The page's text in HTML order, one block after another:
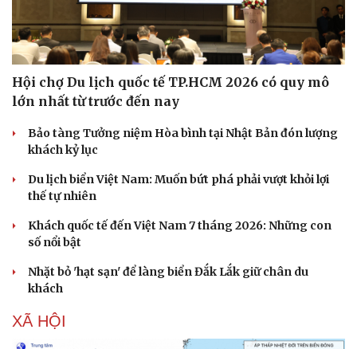
Hội chợ Du lịch quốc tế TP.HCM 2026 có quy mô
lớn nhất từ trước đến nay
Bảo tàng Tưởng niệm Hòa bình tại Nhật Bản đón lượng
khách kỷ lục
Du lịch biển Việt Nam: Muốn bứt phá phải vượt khỏi lợi
thế tự nhiên
Khách quốc tế đến Việt Nam 7 tháng 2026: Những con
số nổi bật
Nhặt bỏ 'hạt sạn' để làng biển Đắk Lắk giữ chân du
khách
XÃ HỘI